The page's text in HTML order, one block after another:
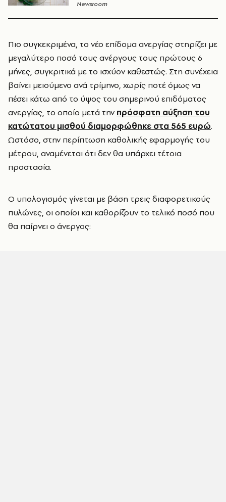
Newsroom
Πιο συγκεκριμένα, το νέο επίδομα ανεργίας στηρίζει με
μεγαλύτερο ποσό τους ανέργους τους πρώτους 6
μήνες, συγκριτικά με το ισχύον καθεστώς. Στη συνέχεια
βαίνει μειούμενο ανά τρίμηνο, χωρίς ποτέ όμως να
πέσει κάτω από το ύψος του σημερινού επιδόματος
ανεργίας, το οποίο μετά την πρόσφατη αύξηση του
κατώτατου μισθού διαμορφώθηκε στα 565 ευρώ.
Ωστόσο, στην περίπτωση καθολικής εφαρμογής του
μέτρου, αναμένεται ότι δεν θα υπάρχει τέτοια
προστασία.
Ο υπολογισμός γίνεται με βάση τρεις διαφορετικούς
πυλώνες, οι οποίοι και καθορίζουν το τελικό ποσό που
θα παίρνει ο άνεργος: